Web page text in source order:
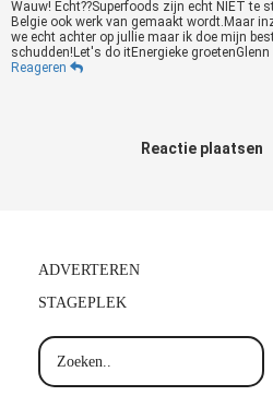
Wauw! Echt??Superfoods zijn echt NIET te
Belgie ook werk van gemaakt wordt.Maar
we echt achter op jullie maar ik doe mijn
schudden!Let's do itEnergieke groetenGlenn
Reageren
Reactie plaatsen
ADVERTEREN
STAGEPLEK